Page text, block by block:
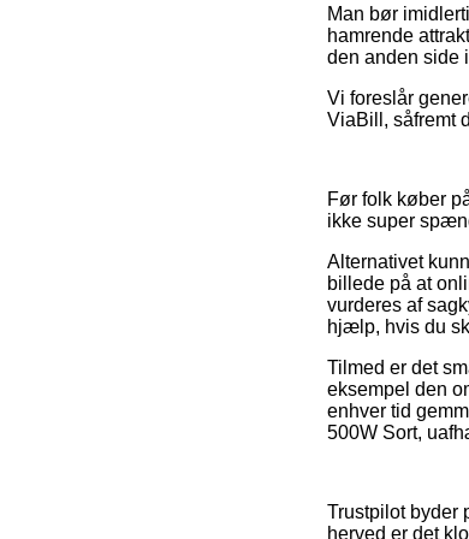
Man bør
hamrende
den anden side
Vi foreslår
ViaBill, såfremt
Før folk køber
ikke super
Alternativet
billede på at
vurderes af
hjælp, hvis du
Tilmed er det
eksempel den
enhver tid
500W Sort,
Trustpilot byder
herved er det